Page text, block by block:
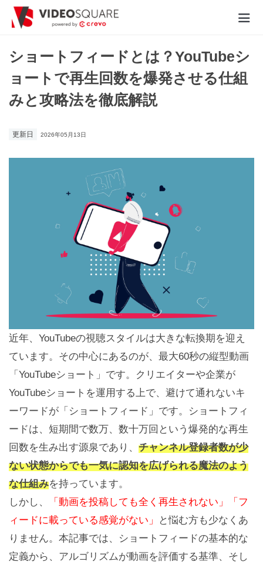
動画制作実績
価格
お役立ち情報
お問合わせ・無料見積もり
資料ダウンロード
ショートフィードとは？YouTubeシ
ョートで再生回数を爆発させる仕組
みと攻略法を徹底解説
更新日 2026年05月13日
近年、YouTubeの視聴スタイルは大きな転換期を迎え
ています。その中心にあるのが、最大60秒の縦型動画
「YouTubeショート」です。クリエイターや企業が
YouTubeショートを運用する上で、避けて通れないキ
ーワードが「ショートフィード」です。ショートフィ
ードは、短期間で数万、数十万回という爆発的な再生
回数を生み出す源泉であり、 チャンネル登録者数が少
ない状態からでも一気に認知を広げられる魔法のよう
な仕組みを持っています。
しかし、
「動画を投稿しても全く再生されない」「フ
ィードに載っている感覚がない」
と悩む方も少なくあ
りません。本記事では、ショートフィードの基本的な
定義から、アルゴリズムが動画を評価する基準、そし